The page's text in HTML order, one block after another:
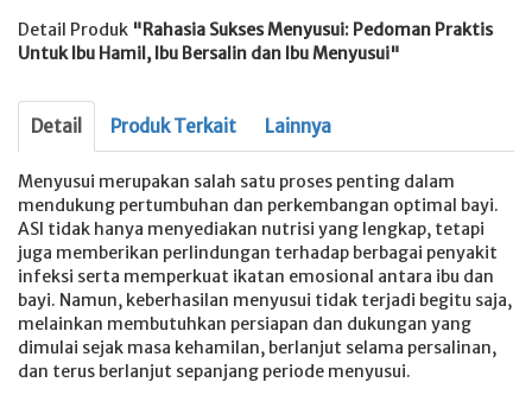
Detail Produk "Rahasia Sukses Menyusui: Pedoman Praktis
Untuk Ibu Hamil, Ibu Bersalin dan Ibu Menyusui"
Detail Produk Terkait Lainnya
Menyusui merupakan salah satu proses penting dalam
mendukung pertumbuhan dan perkembangan optimal bayi.
ASI tidak hanya menyediakan nutrisi yang lengkap, tetapi
juga memberikan perlindungan terhadap berbagai penyakit
infeksi serta memperkuat ikatan emosional antara ibu dan
bayi. Namun, keberhasilan menyusui tidak terjadi begitu saja,
melainkan membutuhkan persiapan dan dukungan yang
dimulai sejak masa kehamilan, berlanjut selama persalinan,
dan terus berlanjut sepanjang periode menyusui.